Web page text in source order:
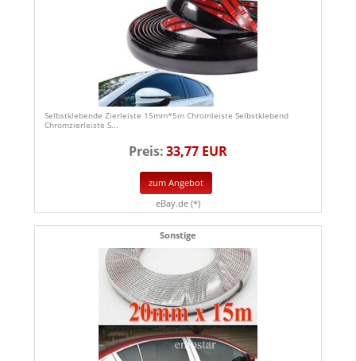
Selbstklebende Zierleiste 15mm*5m Chromleiste Selbstklebend
Chromzierleiste S...
Preis:33,77 EUR
zum Angebot
eBay.de (*)
Sonstige